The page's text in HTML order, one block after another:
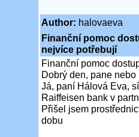
Author: halovaeva
Finanční pomoc
nejvíce potřebují
Finanční pomoc
Dobrý den, pane nebo
Já, paní Hálová Eva,
Raiffeisen bank v
Přišel jsem
dobu